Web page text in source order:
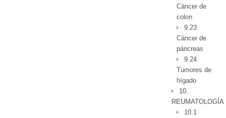
Cáncer de
colon
9.23
Cáncer de
páncreas
9.24
Tumores de
hígado
10.
REUMATOLOGÍA
10.1